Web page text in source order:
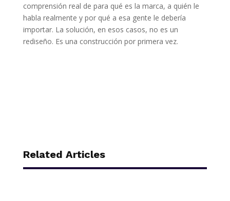
comprensión real de para qué es la marca, a quién le
habla realmente y por qué a esa gente le debería
importar. La solución, en esos casos, no es un
rediseño. Es una construcción por primera vez.
Related Articles